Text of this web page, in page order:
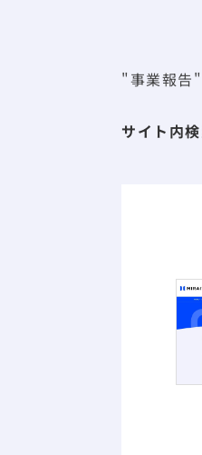
"事業報告
サイト内